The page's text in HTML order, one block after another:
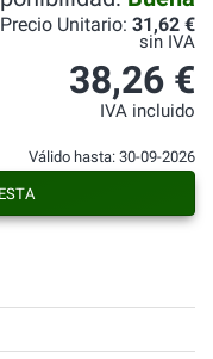
Precio Unitario: 31,62 €
sin IVA
38,26 €
IVA incluido
Válido hasta: 30-09-2026